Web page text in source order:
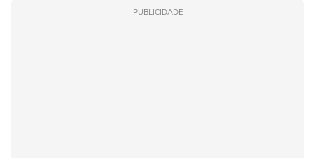
PUBLICIDADE